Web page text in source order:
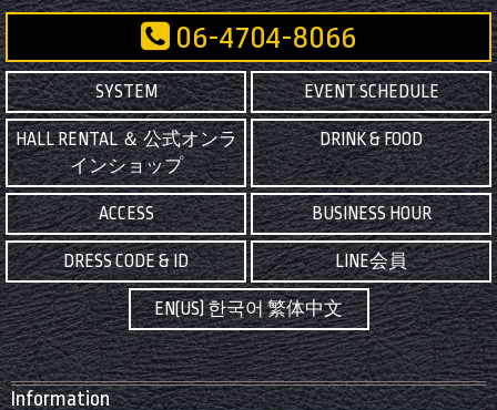
06-4704-8066
SYSTEM EVENT SCHEDULE
HALL RENTAL ＆ 公式オンラ
インショップ
DRINK & FOOD
ACCESS BUSINESS HOUR
DRESS CODE & ID LINE会員
EN(US) 한국어 繁体中文
Information